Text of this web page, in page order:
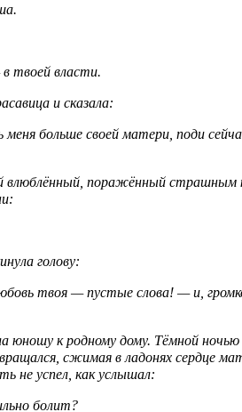
твоей власти.
и сказала:
больше своей матери, поди
влюблённый, поражённый страшным
голову:
твоя — пустые слова! — и,
юношу к родному дому. Тёмной
сжимая в ладонях сердце
не успел, как услышал:
болит?